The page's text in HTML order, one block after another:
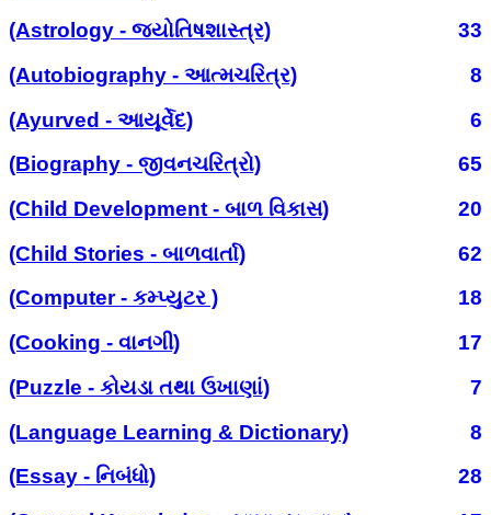
(Astrology - જ્યોતિષશાસ્ત્ર)
33
(Autobiography - આત્મચરિત્ર)
8
(Ayurved - આયૂર્વેદ)
6
(Biography - જીવનચરિત્રો)
65
(Child Development - બાળ વિકાસ)
20
(Child Stories - બાળવાર્તા)
62
(Computer - કમ્પ્યુટર )
18
(Cooking - વાનગી)
17
(Puzzle - કોયડા તથા ઉખાણાં)
7
(Language Learning & Dictionary)
8
(Essay - નિબંધો)
28